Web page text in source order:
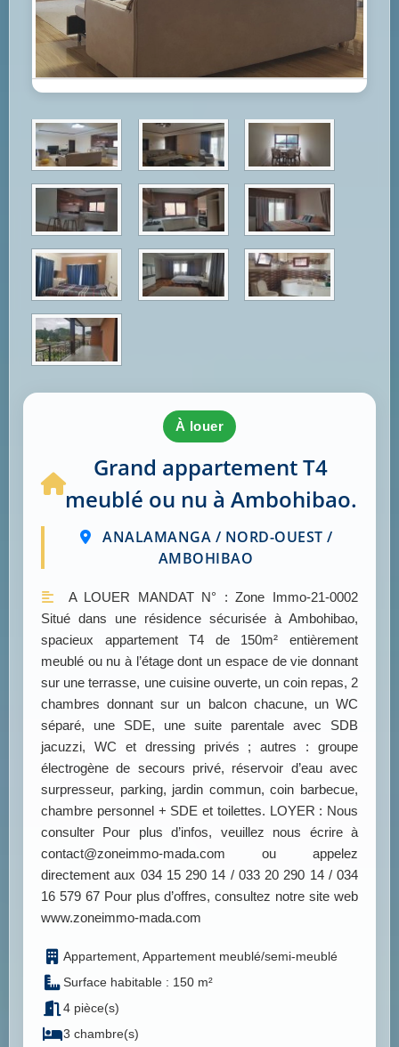
à louer
Grand appartement T4
meublé ou nu à Ambohibao.
ANALAMANGA / NORD-OUEST /
AMBOHIBAO
A LOUER MANDAT N° : Zone Immo-21-0002
Situé dans une résidence sécurisée à Ambohibao,
spacieux appartement T4 de 150m² entièrement
meublé ou nu à l’étage dont un espace de vie donnant
sur une terrasse, une cuisine ouverte, un coin repas, 2
chambres donnant sur un balcon chacune, un WC
séparé, une SDE, une suite parentale avec SDB
jacuzzi, WC et dressing privés ; autres : groupe
électrogène de secours privé, réservoir d’eau avec
surpresseur, parking, jardin commun, coin barbecue,
chambre personnel + SDE et toilettes. LOYER : Nous
consulter Pour plus d’infos, veuillez nous écrire à
contact@zoneimmo-mada.com ou appelez
directement aux 034 15 290 14 / 033 20 290 14 / 034
16 579 67 Pour plus d’offres, consultez notre site web
www.zoneimmo-mada.com
Appartement, Appartement meublé/semi-meublé
Surface habitable : 150 m²
4 pièce(s)
3 chambre(s)